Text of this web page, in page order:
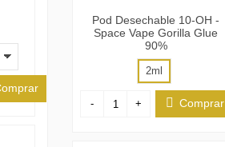
Pod Desechable 10-OH -
Space Vape Gorilla Glue
90%
2ml
- + Comprar